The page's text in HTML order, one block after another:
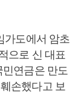
가도에서 암초
으로 신 대표
민연금은 만도
손했다고 보